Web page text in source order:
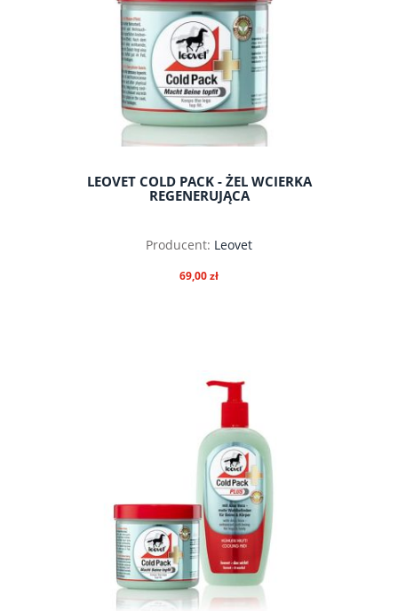
LEOVET COLD PACK - ŻEL WCIERKA
REGENERUJĄCA
Producent: Leovet
69,00 zł
do koszyka